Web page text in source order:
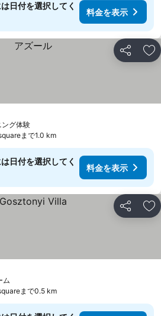
日付を選択してく
料金を表示
シェア お
ング体験
まで1.0 km
日付を選択してく
料金を表示
シェア お
ム
まで0.5 km